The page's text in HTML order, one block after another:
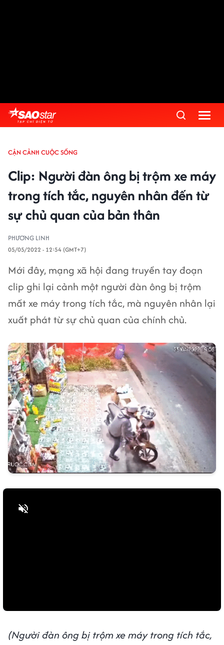
CẬN CẢNH CUỘC SỐNG
Clip: Người đàn ông bị trộm xe máy
trong tích tắc, nguyên nhân đến từ
sự chủ quan của bản thân
PHƯƠNG LINH
05/05/2022 - 12:54 (GMT+7)
Mới đây, mạng xã hội đang truyền tay đoạn
clip ghi lại cảnh một người đàn ông bị trộm
mất xe máy trong tích tắc, mà nguyên nhân lại
xuất phát từ sự chủ quan của chính chủ.
(Người đàn ông bị trộm xe máy trong tích tắc,